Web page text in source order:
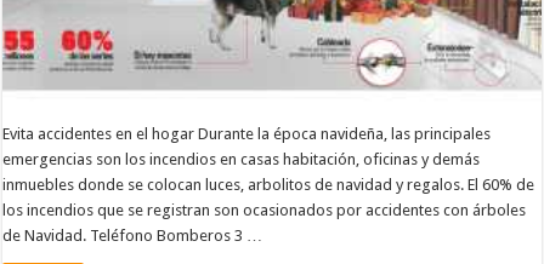
Evita accidentes en el hogar Durante la época navideña, las principales
emergencias son los incendios en casas habitación, oficinas y demás
inmuebles donde se colocan luces, arbolitos de navidad y regalos. El 60% de
los incendios que se registran son ocasionados por accidentes con árboles
de Navidad. Teléfono Bomberos 3 …